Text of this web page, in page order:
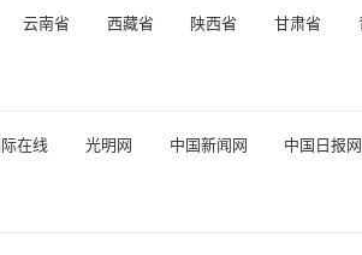
云南省 西藏省 陕西省 甘肃省
际在线 光明网 中国新闻网 中国日报网